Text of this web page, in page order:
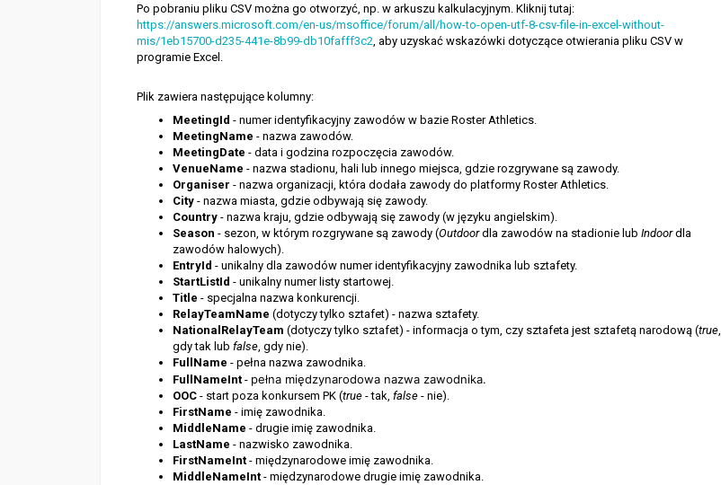
Po pobraniu pliku CSV można go otworzyć, np. w arkuszu kalkulacyjnym. Kliknij tutaj:
https://answers.microsoft.com/en-us/msoffice/forum/all/how-to-open-utf-8-csv-file-in-excel-without-
mis/1eb15700-d235-441e-8b99-db10fafff3c2, aby uzyskać wskazówki dotyczące otwierania pliku CSV w
programie Excel.
Plik zawiera następujące kolumny:
MeetingId - numer identyfikacyjny zawodów w bazie Roster Athletics.
MeetingName - nazwa zawodów.
MeetingDate - data i godzina rozpoczęcia zawodów.
VenueName - nazwa stadionu, hali lub innego miejsca, gdzie rozgrywane są zawody.
Organiser - nazwa organizacji, która dodała zawody do platformy Roster Athletics.
City - nazwa miasta, gdzie odbywają się zawody.
Country - nazwa kraju, gdzie odbywają się zawody (w języku angielskim).
Season - sezon, w którym rozgrywane są zawody (Outdoordla zawodów na stadionie lub Indoordla
zawodów halowych).
EntryId - unikalny dla zawodów numer identyfikacyjny zawodnika lub sztafety.
StartListId - unikalny numer listy startowej.
Title - specjalna nazwa konkurencji.
RelayTeamName (dotyczy tylko sztafet) - nazwa sztafety.
NationalRelayTeam (dotyczy tylko sztafet) - informacja o tym, czy sztafeta jest sztafetą narodową (true,
gdy tak lub false, gdy nie).
FullName - pełna nazwa zawodnika.
FullNameInt - pełna międzynarodowa nazwa zawodnika.
OOC - start poza konkursem PK (true - tak, false - nie).
FirstName - imię zawodnika.
MiddleName - drugie imię zawodnika.
LastName - nazwisko zawodnika.
FirstNameInt - międzynarodowe imię zawodnika.
MiddleNameInt - międzynarodowe drugie imię zawodnika.